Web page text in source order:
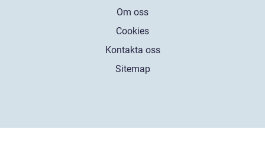
Om oss
Cookies
Kontakta oss
Sitemap